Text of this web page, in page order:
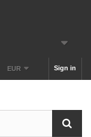
Sign in
EUR